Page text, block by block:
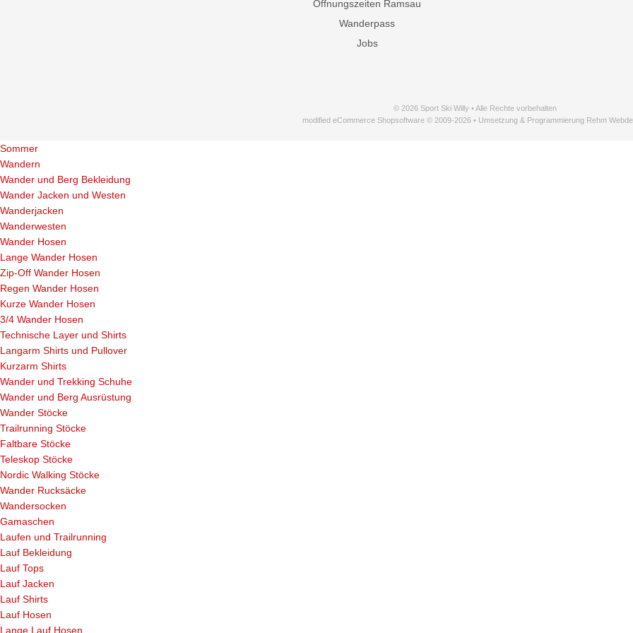
Öffnungszeiten Ramsau
Wanderpass
Jobs
© 2026 Sport Ski Willy • Alle Rechte vorbehalten
modified eCommerce Shopsoftware © 2009-2026 • Umsetzung & Programmierung Rehm
Sommer
Wandern
Wander und Berg Bekleidung
Wander Jacken und Westen
Wanderjacken
Wanderwesten
Wander Hosen
Lange Wander Hosen
Zip-Off Wander Hosen
Regen Wander Hosen
Kurze Wander Hosen
3/4 Wander Hosen
Technische Layer und Shirts
Langarm Shirts und Pullover
Kurzarm Shirts
Wander und Trekking Schuhe
Wander und Berg Ausrüstung
Wander Stöcke
Trailrunning Stöcke
Faltbare Stöcke
Teleskop Stöcke
Nordic Walking Stöcke
Wander Rucksäcke
Wandersocken
Gamaschen
Laufen und Trailrunning
Lauf Bekleidung
Lauf Tops
Lauf Jacken
Lauf Shirts
Lauf Hosen
Lange Lauf Hosen